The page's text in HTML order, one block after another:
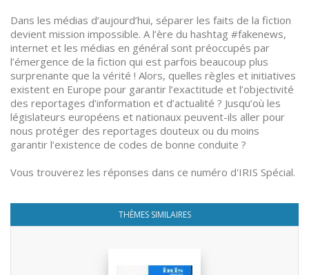
Dans les médias d’aujourd’hui, séparer les faits de la fiction
devient mission impossible. A l’ère du hashtag #fakenews,
internet et les médias en général sont préoccupés par
l’émergence de la fiction qui est parfois beaucoup plus
surprenante que la vérité ! Alors, quelles règles et initiatives
existent en Europe pour garantir l’exactitude et l’objectivité
des reportages d’information et d’actualité ? Jusqu’où les
législateurs européens et nationaux peuvent-ils aller pour
nous protéger des reportages douteux ou du moins
garantir l’existence de codes de bonne conduite ?
Vous trouverez les réponses dans ce numéro d'IRIS Spécial.
THÈMES SIMILAIRES